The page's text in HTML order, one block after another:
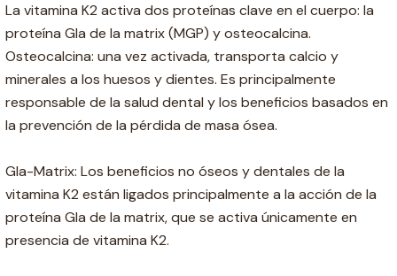
La vitamina K2 activa dos proteínas clave en el cuerpo: la
proteína Gla de la matrix (MGP) y osteocalcina.
Osteocalcina: una vez activada, transporta calcio y
minerales a los huesos y dientes. Es principalmente
responsable de la salud dental y los beneficios basados en
la prevención de la pérdida de masa ósea.
Gla-Matrix: Los beneficios no óseos y dentales de la
vitamina K2 están ligados principalmente a la acción de la
proteína Gla de la matrix, que se activa únicamente en
presencia de vitamina K2.